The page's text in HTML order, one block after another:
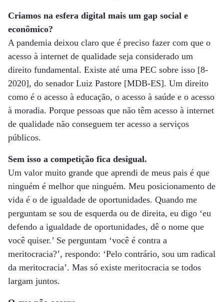
Criamos na esfera digital mais um gap social e
econômico?
A pandemia deixou claro que é preciso fazer com que o
acesso à internet de qualidade seja considerado um
direito fundamental. Existe até uma PEC sobre isso [8-
2020], do senador Luiz Pastore [MDB-ES]. Um direito
como é o acesso à educação, o acesso à saúde e o acesso
à moradia. Porque pessoas que não têm acesso à internet
de qualidade não conseguem ter acesso a serviços
públicos.
Sem isso a competição fica desigual.
Um valor muito grande que aprendi de meus pais é que
ninguém é melhor que ninguém. Meu posicionamento de
vida é o de igualdade de oportunidades. Quando me
perguntam se sou de esquerda ou de direita, eu digo ‘eu
defendo a igualdade de oportunidades, dê o nome que
você quiser.’ Se perguntam ‘você é contra a
meritocracia?’, respondo: ‘Pelo contrário, sou um radical
da meritocracia’. Mas só existe meritocracia se todos
largam juntos.